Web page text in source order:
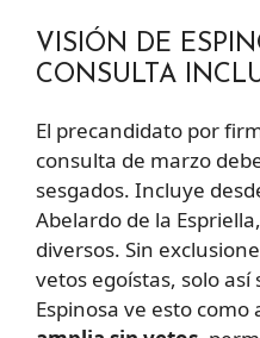
VISIÓN DE
CONSULTA
El precandidato por
consulta de marzo
sesgados. Incluye
Abelardo de la
diversos. Sin
vetos egoístas, solo
Espinosa ve esto como